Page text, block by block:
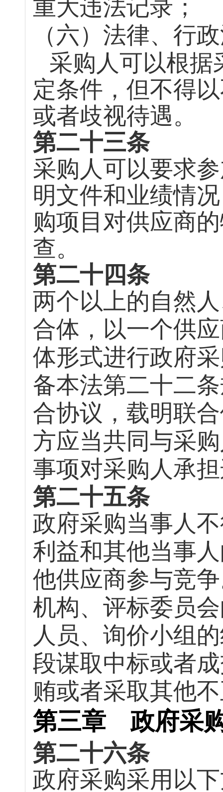
重大违法记录；
（六）法律、行
采购人可以根据
定条件，但不得
或者歧视待遇。
第二十三条
采购人可以要求
明文件和业绩情
购项目对供应商
查。
第二十四条
两个以上的自然
合体，以一个供
体形式进行政府
备本法第二十二
合协议，载明联
方应当共同与采
事项对采购人承
第二十五条
政府采购当事人
利益和其他当事
他供应商参与竞
机构、评标委员
人员、询价小组
段谋取中标或者
贿或者采取其他
第三章 政府采
第二十六条
政府采购采用以